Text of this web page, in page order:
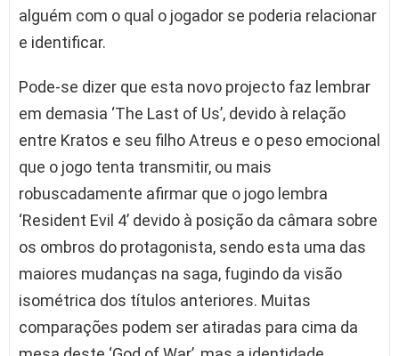
alguém com o qual o jogador se poderia relacionar
e identificar.
Pode-se dizer que esta novo projecto faz lembrar
em demasia ‘The Last of Us’, devido à relação
entre Kratos e seu filho Atreus e o peso emocional
que o jogo tenta transmitir, ou mais
robuscadamente afirmar que o jogo lembra
‘Resident Evil 4’ devido à posição da câmara sobre
os ombros do protagonista, sendo esta uma das
maiores mudanças na saga, fugindo da visão
isométrica dos títulos anteriores. Muitas
comparações podem ser atiradas para cima da